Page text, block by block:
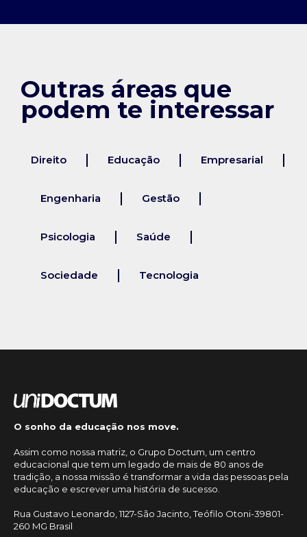
Outras áreas que
podem te interessar
Direito Educação Empresarial
Engenharia Gestão
Psicologia Saúde
Sociedade Tecnologia
O sonho da educação nos move.
Assim como nossa matriz, o Grupo Doctum, um centro
educacional que tem um legado de mais de 80 anos de
tradição, a nossa missão é transformar a vida das pessoas pela
educação e escrever uma história de sucesso.
Rua Gustavo Leonardo, 1127-São Jacinto, Teófilo Otoni-39801-
260 MG Brasil